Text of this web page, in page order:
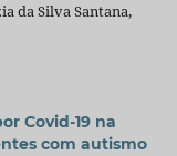
da Silva Santana,
Covid-19 na
com autismo